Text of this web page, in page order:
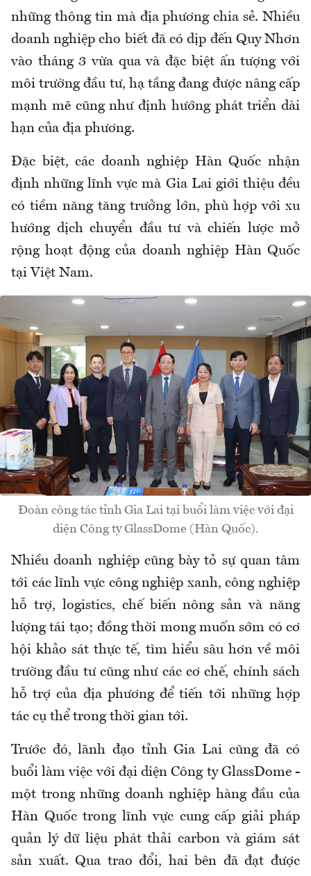
những thông tin mà địa phương chia sẻ. Nhiều
doanh nghiệp cho biết đã có dịp đến Quy Nhơn
vào tháng 3 vừa qua và đặc biệt ấn tượng với
môi trường đầu tư, hạ tầng đang được nâng cấp
mạnh mẽ cũng như định hướng phát triển dài
hạn của địa phương.
Đặc biệt, các doanh nghiệp Hàn Quốc nhận
định những lĩnh vực mà Gia Lai giới thiệu đều
có tiềm năng tăng trưởng lớn, phù hợp với xu
hướng dịch chuyển đầu tư và chiến lược mở
rộng hoạt động của doanh nghiệp Hàn Quốc
tại Việt Nam.
Đoàn công tác tỉnh Gia Lai tại buổi làm việc với đại
diện Công ty GlassDome (Hàn Quốc).
Nhiều doanh nghiệp cũng bày tỏ sự quan tâm
tới các lĩnh vực công nghiệp xanh, công nghiệp
hỗ trợ, logistics, chế biến nông sản và năng
lượng tái tạo; đồng thời mong muốn sớm có cơ
hội khảo sát thực tế, tìm hiểu sâu hơn về môi
trường đầu tư cũng như các cơ chế, chính sách
hỗ trợ của địa phương để tiến tới những hợp
tác cụ thể trong thời gian tới.
Trước đó, lãnh đạo tỉnh Gia Lai cũng đã có
buổi làm việc với đại diện Công ty GlassDome -
một trong những doanh nghiệp hàng đầu của
Hàn Quốc trong lĩnh vực cung cấp giải pháp
quản lý dữ liệu phát thải carbon và giám sát
sản xuất. Qua trao đổi, hai bên đã đạt được